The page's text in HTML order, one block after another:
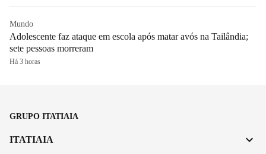
Mundo
Adolescente faz ataque em escola após matar avós na Tailândia;
sete pessoas morreram
Há 3 horas
GRUPO ITATIAIA
ITATIAIA